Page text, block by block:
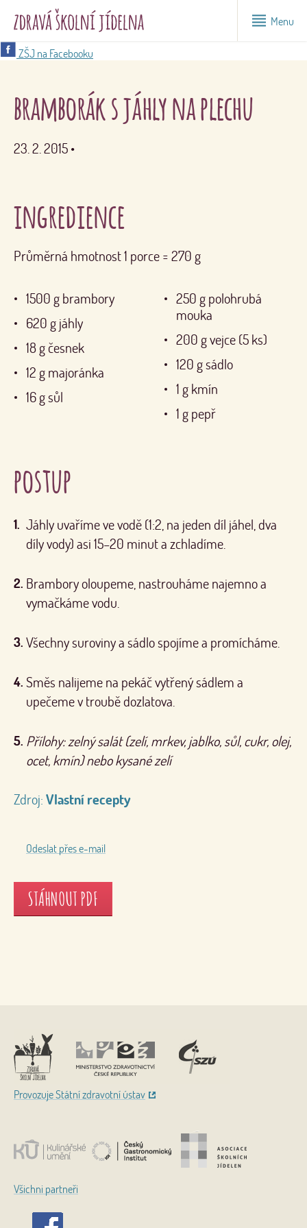
Menu
ZŠJ na Facebooku
bramborák s jáhly na plechu
23. 2. 2015 •
ingredience
Průměrná hmotnost 1 porce = 270 g
1500 g brambory
620 g jáhly
18 g česnek
12 g majoránka
16 gsůl
250 g polohrubá
mouka
200 gvejce (5 ks)
120 gsádlo
1 g kmín
1 g pepř
postup
Jáhly uvaříme ve vodě (1:2, na jeden díl jáhel, dva
díly vody) asi 15–20 minut a zchladíme.
Brambory oloupeme, nastrouháme najemno a
vymačkáme vodu.
Všechny suroviny a sádlo spojíme a promícháme.
Směs nalijeme na pekáč vytřený sádlem a
upečeme v troubě dozlatova.
Přílohy: zelný salát (zelí, mrkev, jablko, sůl, cukr, olej,
ocet, kmín) nebo kysané zelí
Zdroj: Vlastní recepty
Odeslat přes e-mail
STÁHNOUT PDF
Provozuje Státní zdravotní ústav
Všichni partneři